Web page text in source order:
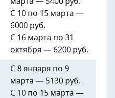
С 10 по 15 марта — ​
6000 руб.
С 16 марта по 31
октября — ​6200 руб.
С 8 января по 9
марта — 5130​ руб.
С 10 по 15 марта —